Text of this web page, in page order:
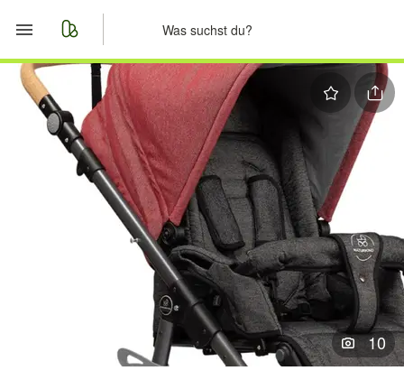
Merkliste
Nachrichten
Anzeige aufgeben
10